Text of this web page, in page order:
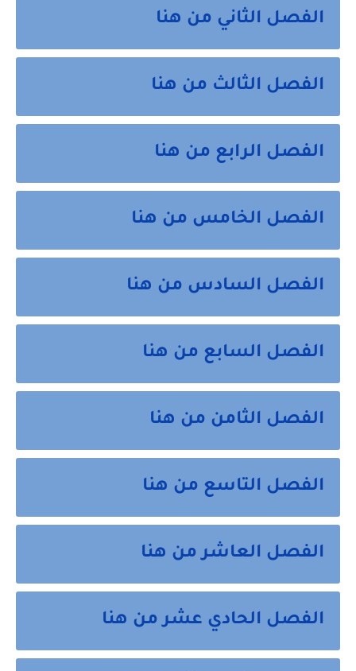
الفصل الثاني من هنا
الفصل الثالث من هنا
الفصل الرابع من هنا
الفصل الخامس من هنا
الفصل السادس من هنا
الفصل السابع من هنا
الفصل الثامن من هنا
الفصل التاسع من هنا
الفصل العاشر من هنا
الفصل الحادي عشر من هنا